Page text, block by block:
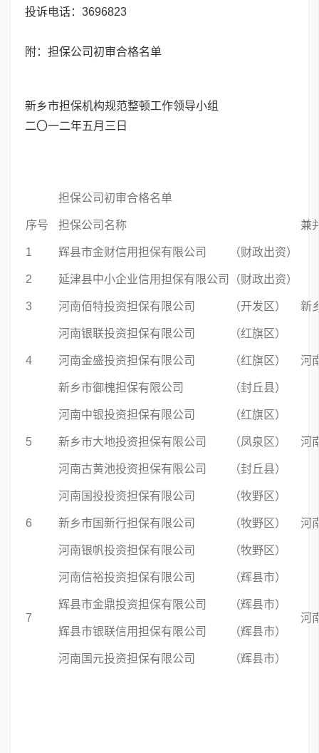
投诉电话：3696823
附：担保公司初审合格名单
新乡市担保机构规范整顿工作领导小组
二〇一二年五月三日
担保公司初审合格名单
序号 担保公司名称 兼
1 辉县市金财信用担保有限公司 （财政出资）
2 延津县中小企业信用担保有限公司（财政出资）
3 河南佰特投资担保有限公司 （开发区） 新
4
河南银联投资担保有限公司 （红旗区）
河
河南金盛投资担保有限公司 （红旗区）
新乡市御槐担保有限公司 （封丘县）
5
河南中银投资担保有限公司 （红旗区）
河
新乡市大地投资担保有限公司 （凤泉区）
河南古黄池投资担保有限公司 （封丘县）
6
河南国投投资担保有限公司 （牧野区）
河
新乡市国新行担保有限公司 （牧野区）
河南银帆投资担保有限公司 （牧野区）
7
河南信裕投资担保有限公司 （辉县市）
河
辉县市金鼎投资担保有限公司 （辉县市）
辉县市银联信用担保有限公司 （辉县市）
河南国元投资担保有限公司 （辉县市）